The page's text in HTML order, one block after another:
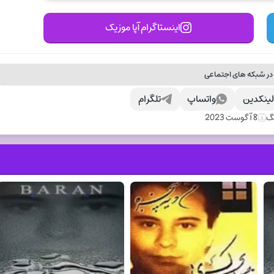
اینستاگرام آپا موزیک
شبکه های اجتماعی
تلگرام واتساپ لینکدین
8 آگوست 2023